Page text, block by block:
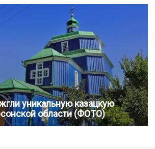
уникальную казацкую
области (ФОТО)